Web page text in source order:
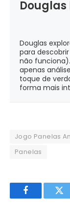
Douglas
Douglas
para
não
apenas
toque de
forma mais
Jogo Panelas
Panelas
Facebook